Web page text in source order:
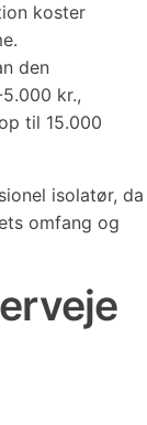
koster
den
kr.,
til 15.000
isolatør, da
omfang og